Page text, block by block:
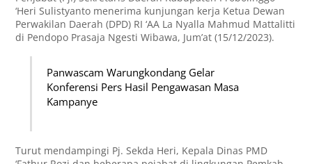
‘Heri Sulistyanto menerima kunjungan kerja Ketua Dewan
Perwakilan Daerah (DPD) RI ‘AA La Nyalla Mahmud Mattalitti
di Pendopo Prasaja Ngesti Wibawa, Jum’at (15/12/2023).
Panwascam Warungkondang Gelar
Konferensi Pers Hasil Pengawasan Masa
Kampanye
Turut mendampingi Pj. Sekda Heri, Kepala Dinas PMD